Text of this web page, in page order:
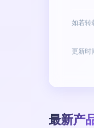
如若
更新
最新产